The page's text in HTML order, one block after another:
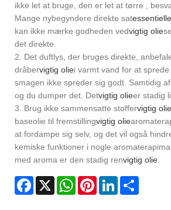
ikke let at bruge, den er let at tørre ,
Mange nybegyndere direkte sat
kan ikke mærke godheden vedvigtig olie
det direkte.
2. Det duftlys, der bruges direkte,
dråbervigtig oliei varmt vand for at
smagen ikke spreder sig godt. Samtidig
og du dumper det. Detvigtig olieer stadig
3. Brug ikke sammensatte stoffervigtig olie
baseolie til fremstillingvigtig olie
at fordampe sig selv, og det vil også
kemiske funktioner i nogle
med aroma er den stadig renvigtig olie.
Facebook
X WhatsAppPinterestLinkedIn